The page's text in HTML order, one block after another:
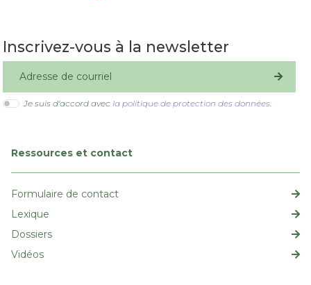
Inscrivez-vous à la newsletter
S'inscrire
Je suis d'accord avec la politique de protection des données
Ressources et contact
Formulaire de contact
Lexique
Dossiers
Vidéos